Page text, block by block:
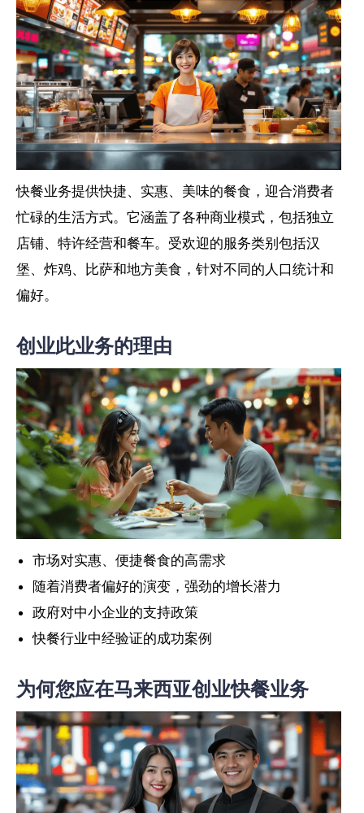
快餐业务提供快捷、实惠、美味的餐食，迎合消费者
忙碌的生活方式。它涵盖了各种商业模式，包括独立
店铺、特许经营和餐车。受欢迎的服务类别包括汉
堡、炸鸡、比萨和地方美食，针对不同的人口统计和
偏好。
创业此业务的理由
市场对实惠、便捷餐食的高需求
随着消费者偏好的演变，强劲的增长潜力
政府对中小企业的支持政策
快餐行业中经验证的成功案例
为何您应在马来西亚创业快餐业务